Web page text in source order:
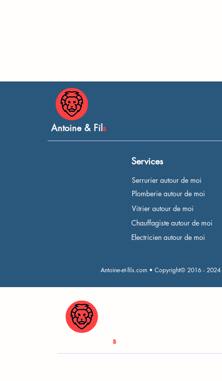
Antoine & Fils
Services
Serrurier autour de moi
Plomberie autour de moi
Vitrier autour de moi
Chauffagiste autour de moi
Electricien autour de moi
Antoine-et-fils.com • Copyright© 2016 - 2024
s